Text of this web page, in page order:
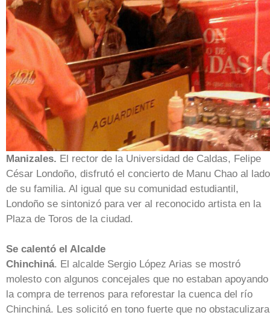
Manizales. El rector de la Universidad de Caldas, Felipe
César Londoño, disfrutó el concierto de Manu Chao al lado
de su familia. Al igual que su comunidad estudiantil,
Londoño se sintonizó para ver al reconocido artista en la
Plaza de Toros de la ciudad.
Se calentó el Alcalde
Chinchiná. El alcalde Sergio López Arias se mostró
molesto con algunos concejales que no estaban apoyando
la compra de terrenos para reforestar la cuenca del río
Chinchiná. Les solicitó en tono fuerte que no